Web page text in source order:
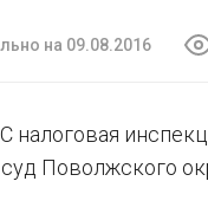
на 09.08.2016
Поволжского